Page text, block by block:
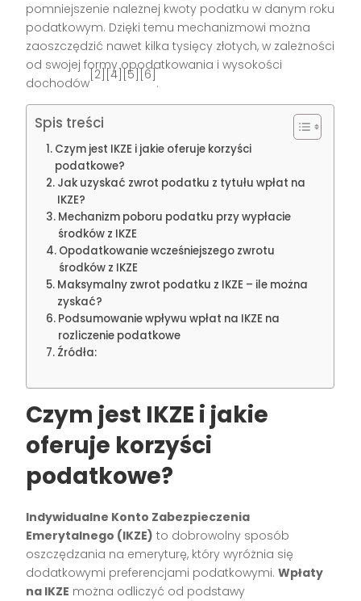
pomniejszenie należnej kwoty podatku w danym roku
podatkowym. Dzięki temu mechanizmowi można
zaoszczędzić nawet kilka tysięcy złotych, w zależności
od swojej formy opodatkowania i wysokości
dochodów
[2][4][5][6]
.
Spis treści
Czym jest IKZE i jakie oferuje korzyści
podatkowe?
Jak uzyskać zwrot podatku z tytułu wpłat na
IKZE?
Mechanizm poboru podatku przy wypłacie
środków z IKZE
Opodatkowanie wcześniejszego zwrotu
środków z IKZE
Maksymalny zwrot podatku z IKZE – ile można
zyskać?
Podsumowanie wpływu wpłat na IKZE na
rozliczenie podatkowe
Źródła:
Czym jest IKZE i jakie
oferuje korzyści
podatkowe?
Indywidualne Konto Zabezpieczenia
Emerytalnego (IKZE) to dobrowolny sposób
oszczędzania na emeryturę, który wyróżnia się
dodatkowymi preferencjami podatkowymi.Wpłaty
na IKZE można odliczyć od podstawy